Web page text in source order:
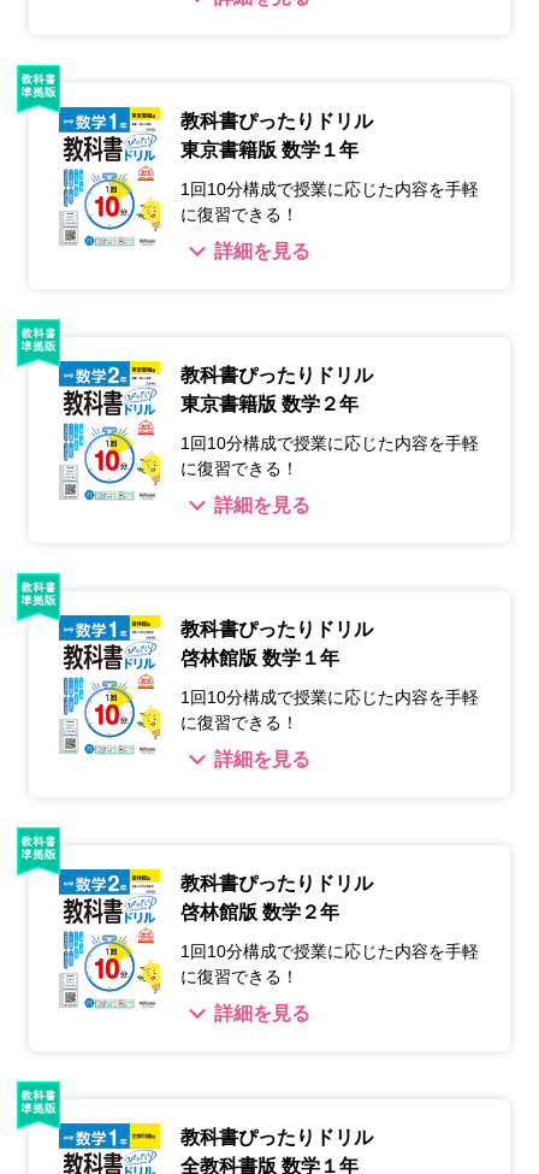
教科書ぴったりドリル
東京書籍版 数学１年
1回10分構成で授業に応じた内容を手軽
に復習できる！
詳細を見る
教科書ぴったりドリル
東京書籍版 数学２年
1回10分構成で授業に応じた内容を手軽
に復習できる！
詳細を見る
教科書ぴったりドリル
啓林館版 数学１年
1回10分構成で授業に応じた内容を手軽
に復習できる！
詳細を見る
教科書ぴったりドリル
啓林館版 数学２年
1回10分構成で授業に応じた内容を手軽
に復習できる！
詳細を見る
教科書ぴったりドリル
全教科書版 数学１年